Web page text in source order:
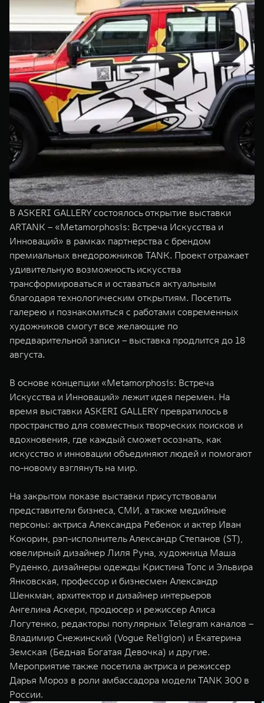
TANK 500
Веди за собой
от 6 499 000 ₽
TANK 700
Сила
от 10 199
WEY 07
Расширяя границы комфорта
от 6 149 000 ₽
Эстетика
от 5 699
WEY 80
Масштаб возможностей
от 6 449 000 ₽
WEY 80
Масштаб
от 8 099
TANK Финансы
Корпоративным клиентам
TANK ФИНАНСЫ
TANK Кредит
TANK Лизинг
TANK Страхование
Сервис
Специальные предложения
Моторные масла
ЦИФРОВЫЕ СЕРВИСЫ TANK
Цифровые сервисы TANK
Подписки
В ASKERI GALLERY состоялось открытие выставки
ARTANK – «Metamorphosis: Встреча Искусства и
Инноваций» в рамках партнерства с брендом
премиальных внедорожников TANK. Проект отражает
удивительную возможность искусства
трансформироваться и оставаться актуальным
благодаря технологическим открытиям. Посетить
галерею и познакомиться с работами современных
художников смогут все желающие по
предварительной записи – выставка продлится до 18
августа.
В основе концепции «Metamorphosis: Встреча
Искусства и Инноваций» лежит идея перемен. На
время выставки ASKERI GALLERY превратилось в
пространство для совместных творческих поисков и
вдохновения, где каждый сможет осознать, как
искусство и инновации объединяют людей и помогают
по-новому взглянуть на мир.
На закрытом показе выставки присутствовали
представители бизнеса, СМИ, а также медийные
персоны: актриса Александра Ребенок и актер Иван
Кокорин, рэп-исполнитель Александр Степанов (ST),
ювелирный дизайнер Лиля Руна, художница Маша
Руденко, дизайнеры одежды Кристина Топс и Эльвира
Янковская, профессор и бизнесмен Александр
Шенкман, архитектор и дизайнер интерьеров
Ангелина Аскери, продюсер и режиссер Алиса
Логутенко, редакторы популярных Telegram каналов –
Владимир Снежинский (Vogue Religion) и Екатерина
Земская (Бедная Богатая Девочка) и другие.
Мероприятие также посетила актриса и режиссер
Дарья Мороз в роли амбассадора модели TANK 300 в
России.